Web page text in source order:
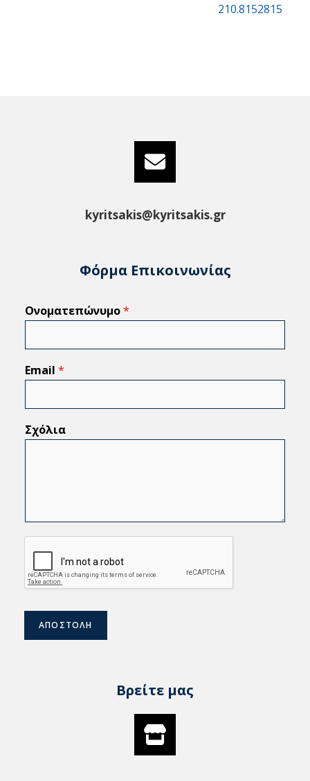
210.8152815
kyritsakis@kyritsakis.gr
Φόρμα Επικοινωνίας
Ονοματεπώνυμο*
Email *
Σχόλια
ΑΠΟΣΤΟΛΗ
Βρείτε μας